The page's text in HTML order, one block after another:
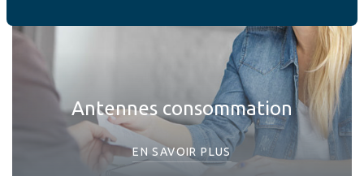
Antennes consommation
EN SAVOIR PLUS